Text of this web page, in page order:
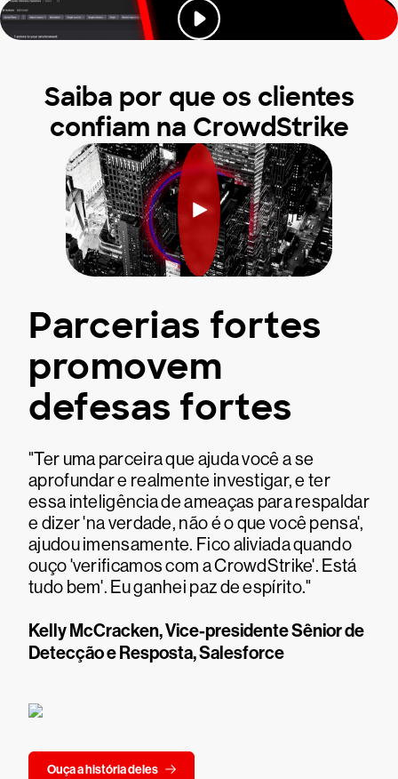
Saiba por que os clientes
confiam na CrowdStrike
Parcerias fortes
promovem
defesas fortes
"Ter uma parceira que ajuda você a se
aprofundar e realmente investigar, e ter
essa inteligência de ameaças para respaldar
e dizer 'na verdade, não é o que você pensa',
ajudou imensamente. Fico aliviada quando
ouço 'verificamos com a CrowdStrike'. Está
tudo bem'. Eu ganhei paz de espírito."
Kelly McCracken, Vice-presidente Sênior de
Detecção e Resposta, Salesforce
Ouça a história deles